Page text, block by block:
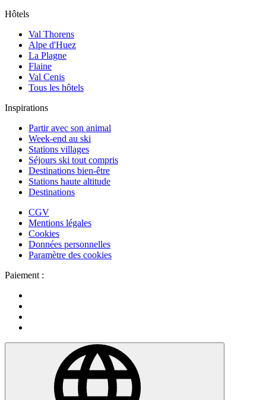
Hôtels
Val Thorens
Alpe d'Huez
La Plagne
Flaine
Val Cenis
Tous les hôtels
Inspirations
Partir avec son animal
Week-end au ski
Stations villages
Séjours ski tout compris
Destinations bien-être
Stations haute altitude
Destinations
CGV
Mentions légales
Cookies
Données personnelles
Paramètre des cookies
Paiement :